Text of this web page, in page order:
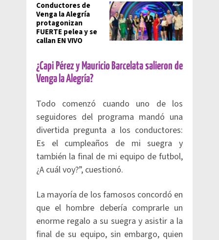
Conductores de
Venga la Alegría
protagonizan
FUERTE pelea y se
callan EN VIVO
​¿Capi Pérez y Mauricio Barcelata salieron de
Venga la Alegría?
Todo comenzó cuando uno de los
seguidores del programa mandó una
divertida pregunta a los conductores:
Es el cumpleaños de mi suegra y
también la final de mi equipo de futbol,
¿A cuál voy?”, cuestionó.
La mayoría de los famosos concordó en
que el hombre debería comprarle un
enorme regalo a su suegra y asistir a la
final de su equipo, sin embargo, quien